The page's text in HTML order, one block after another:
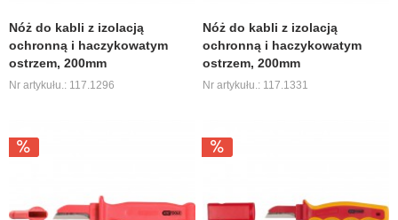
Nóż do kabli z izolacją
ochronną i haczykowatym
ostrzem, 200mm
Nr artykułu.: 117.1296
Nóż do kabli z izolacją
ochronną i haczykowatym
ostrzem, 200mm
Nr artykułu.: 117.1331